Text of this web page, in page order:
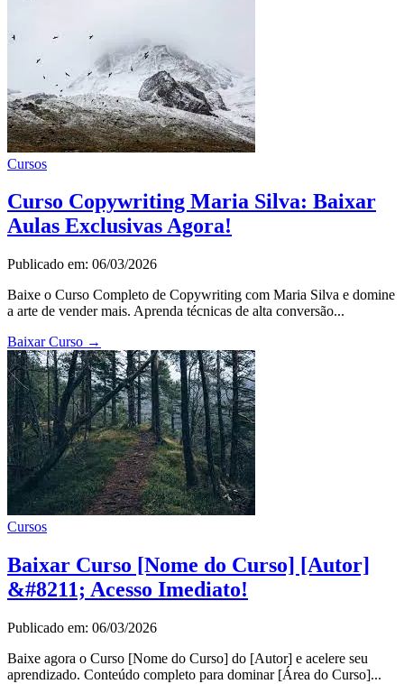
Cursos
Curso Copywriting Maria Silva: Baixar
Aulas Exclusivas Agora!
Publicado em: 06/03/2026
Baixe o Curso Completo de Copywriting com Maria Silva e domine
a arte de vender mais. Aprenda técnicas de alta conversão...
Baixar Curso →
Cursos
Baixar Curso [Nome do Curso] [Autor]
&#8211; Acesso Imediato!
Publicado em: 06/03/2026
Baixe agora o Curso [Nome do Curso] do [Autor] e acelere seu
aprendizado. Conteúdo completo para dominar [Área do Curso]...